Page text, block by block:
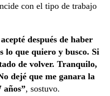
con el tipo de trabajo
después de haber
lo que quiero y busco. Si
de volver. Tranquilo,
dejé que me ganara la
años”, sostuvo.